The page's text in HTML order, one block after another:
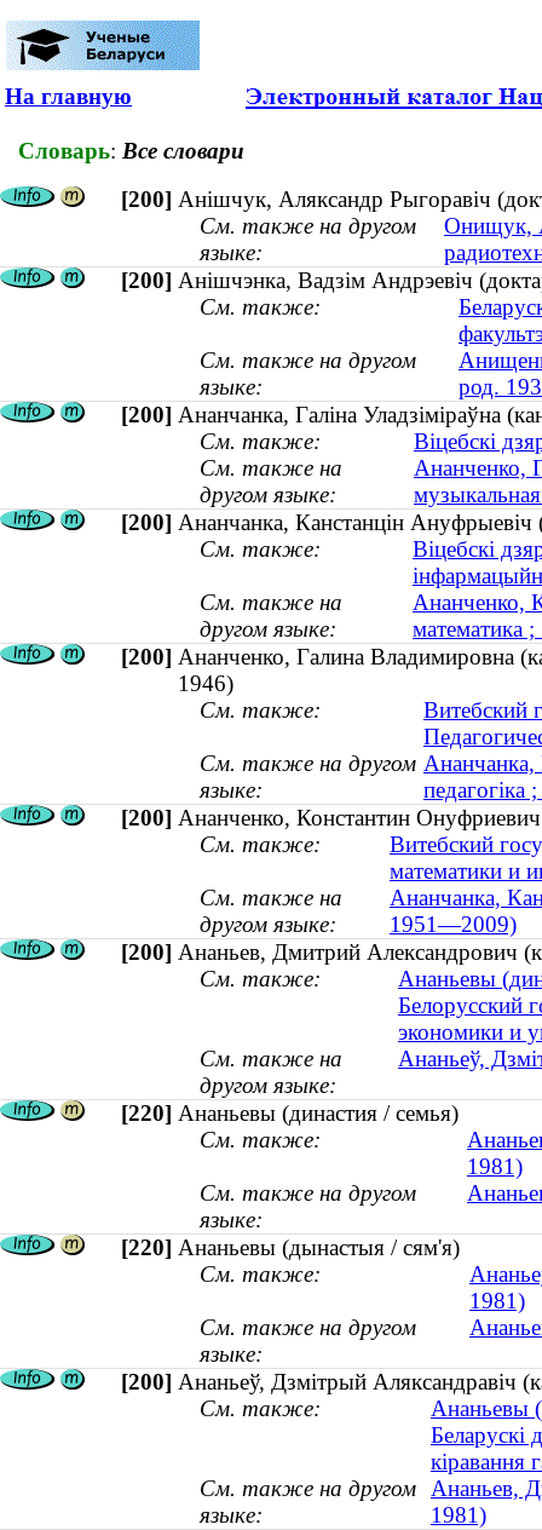
На главную
Словарь: Все словари
[200] Анішчук, Аляксандр Рыгоравіч
См. также на другом
языке:
Онищук,
[200] Анішчэнка, Вадзім Андрэевіч
См. также:
См. также на другом
языке:
род.
[200] Ананчанка, Галіна Уладзіміраўна
См. также:
Віцебскі
См. также на
другом языке:
Ананченко,
[200] Ананчанка, Канстанцін
См. также:
Віцебскі
См. также на
другом языке:
Ананченко,
математика
[200] Ананченко, Галина Владимировна
1946)
См. также:
Витебский
См. также на другом
языке:
Ананчанка,
педагогіка
[200] Ананченко, Константин
См. также:
Витебский
математики и
См. также на
другом языке:
Ананчанка,
1951—2009)
[200] Ананьев, Дмитрий Александрович
См. также:
Ананьевы
Белорусский
экономики и
См. также на
другом языке:
Ананьеў,
[220] Ананьевы (династия / семья)
См. также:
1981)
См. также на другом
языке:
[220] Ананьевы (дынастыя / сям'я)
См. также:
1981)
См. также на другом
языке:
[200] Ананьеў, Дзмітрый Аляксандравіч
См. также:
Ананьевы
Беларускі
кіравання
См. также на другом
языке:
Ананьев,
1981)